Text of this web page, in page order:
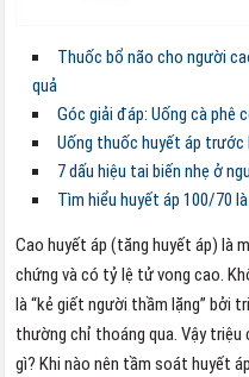
Thuốc bổ não cho người
quả
Góc giải đáp: Uống cà phê
Uống thuốc huyết áp trước
7 dấu hiệu tai biến nhẹ ở
Tìm hiểu huyết áp 100/70
Cao huyết áp (tăng huyết áp) là
chứng và có tỷ lệ tử vong cao.
là “kẻ giết người thầm lặng” bởi
thường chỉ thoáng qua. Vậy
gì? Khi nào nên tầm soát huyết